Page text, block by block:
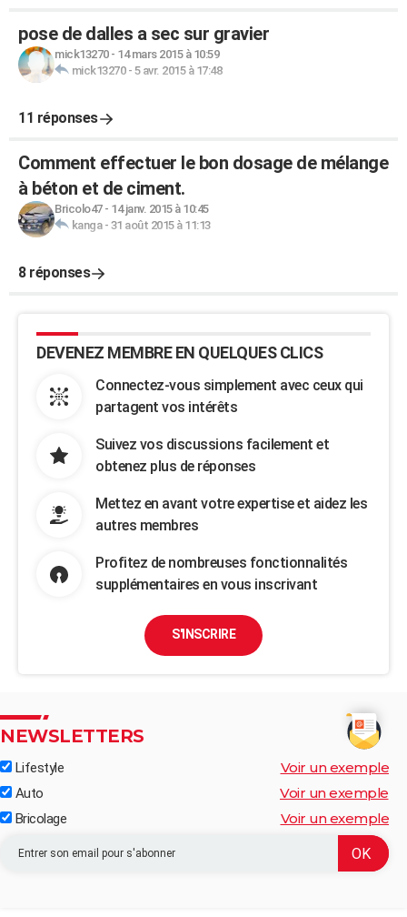
pose de dalles a sec sur gravier
mick13270- 14 mars 2015 à 10:59
mick13270- 5 avr. 2015 à 17:48
11 réponses
Comment effectuer le bon dosage de mélange
à béton et de ciment.
Bricolo47- 14 janv. 2015 à 10:45
kanga- 31 août 2015 à 11:13
8 réponses
DEVENEZ MEMBRE EN QUELQUES CLICS
Connectez-vous simplement avec ceux qui
partagent vos intérêts
Suivez vos discussions facilement et
obtenez plus de réponses
Mettez en avant votre expertise et aidez les
autres membres
Profitez de nombreuses fonctionnalités
supplémentaires en vous inscrivant
S'INSCRIRE
NEWSLETTERS
Lifestyle Voir un exemple
Auto Voir un exemple
Bricolage Voir un exemple